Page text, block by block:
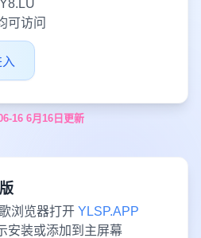
可访问
16 6月16日更新
浏览器打开 YLSP.APP
安装或添加到主屏幕